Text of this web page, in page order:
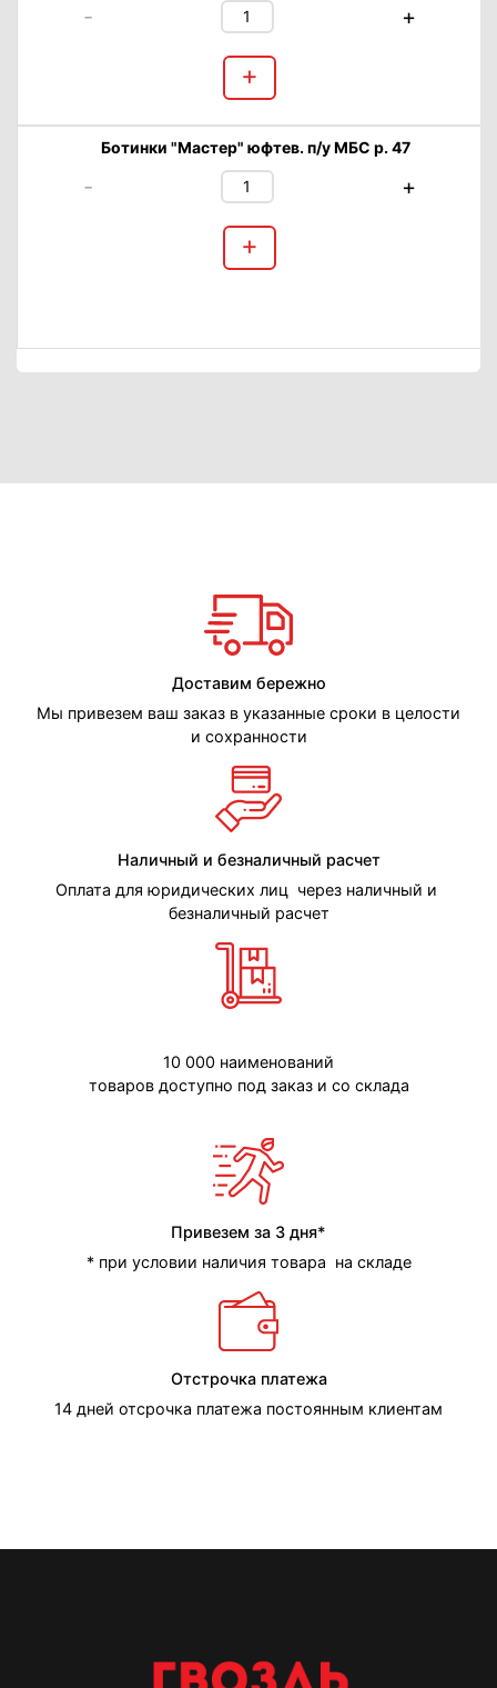
- +
+
Ботинки "Мастер" юфтев. п/у МБС р. 47
- +
+
Доставим бережно
Мы привезем ваш заказ в указанные сроки в целости
и сохранности
Наличный и безналичный расчет
Оплата для юридических лиц через наличный и
безналичный расчет
10 000 наименований
товаров доступно под заказ и со склада
Привезем за 3 дня*
* при условии наличия товара на складе
Отстрочка платежа
14 дней отсрочка платежа постоянным клиентам